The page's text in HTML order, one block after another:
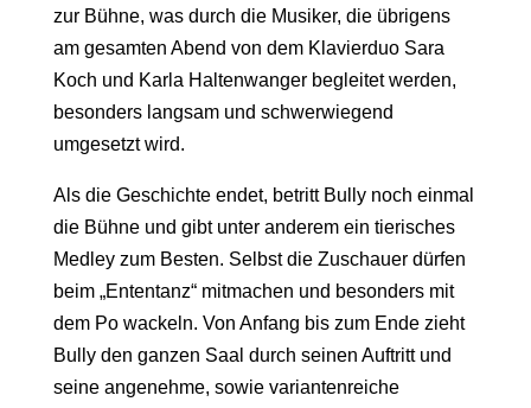
zur Bühne, was durch die Musiker, die übrigens
am gesamten Abend von dem Klavierduo Sara
Koch und Karla Haltenwanger begleitet werden,
besonders langsam und schwerwiegend
umgesetzt wird.
Als die Geschichte endet, betritt Bully noch einmal
die Bühne und gibt unter anderem ein tierisches
Medley zum Besten. Selbst die Zuschauer dürfen
beim „Ententanz“ mitmachen und besonders mit
dem Po wackeln. Von Anfang bis zum Ende zieht
Bully den ganzen Saal durch seinen Auftritt und
seine angenehme, sowie variantenreiche